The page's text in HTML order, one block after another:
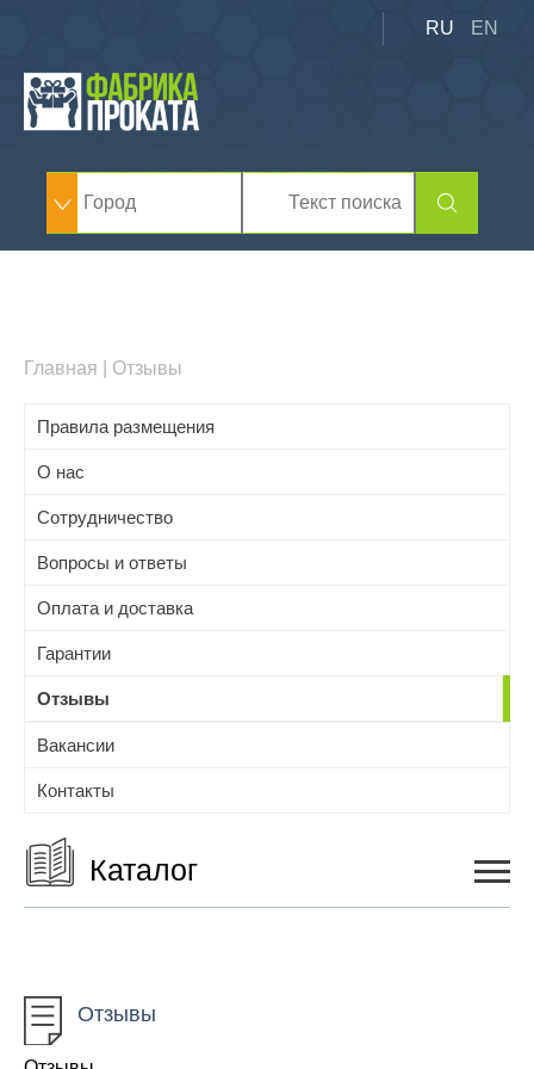
RU EN
Главная Отзывы
Правила размещения
О нас
Сотрудничество
Вопросы и ответы
Оплата и доставка
Гарантии
Отзывы
Вакансии
Контакты
Каталог
Дети
Отзывы